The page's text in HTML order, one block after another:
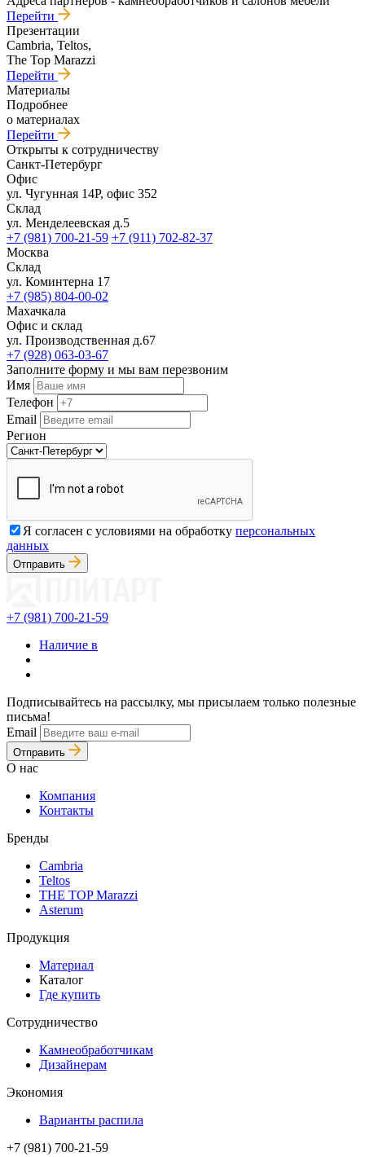
Перейти
Презентации
Cambria, Teltos,
The Top Marazzi
Перейти
Материалы
Подробнее
о материалах
Перейти
Открыты к сотрудничеству
Санкт-Петербург
Офис
ул. Чугунная 14Р, офис 352
Склад
ул. Менделеевская д.5
+7 (981) 700-21-59 +7 (911) 702-82-37
Москва
Склад
ул. Коминтерна 17
+7 (985) 804-00-02
Махачкала
Офис и склад
ул. Производственная д.67
+7 (928) 063-03-67
Заполните форму и мы вам перезвоним
Имя
Телефон
Email
Регион
Я согласен с условиями на обработку персональных
данных
Отправить
+7 (981) 700-21-59
Наличие в
Подписывайтесь на рассылку, мы присылаем только полезные
письма!
Email
Отправить
О нас
Компания
Контакты
Бренды
Cambria
Teltos
THE TOP Marazzi
Asterum
Продукция
Материал
Каталог
Где купить
Сотрудничество
Камнеобработчикам
Дизайнерам
Экономия
Варианты распила
+7 (981) 700-21-59